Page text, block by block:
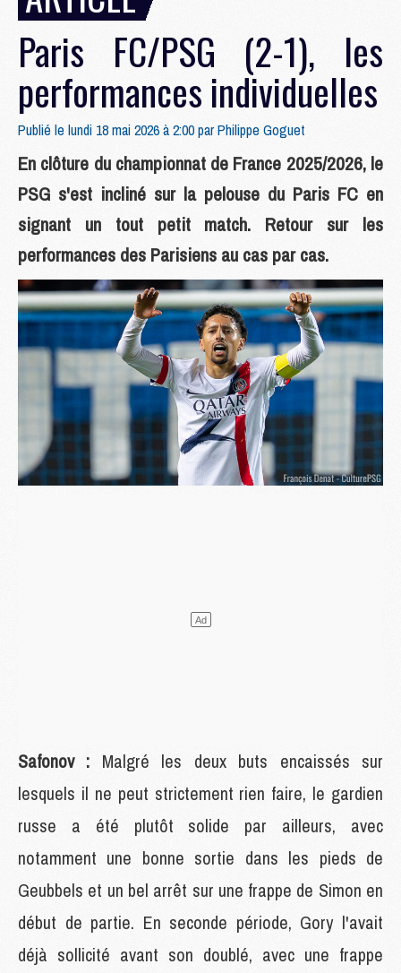
Paris FC/PSG (2-1), les
performances individuelles
Publié le lundi 18 mai 2026 à 2:00 parPhilippe Goguet
En clôture du championnat de France 2025/2026, le
PSG s'est incliné sur la pelouse du Paris FC en
signant un tout petit match. Retour sur les
performances des Parisiens au cas par cas.
Safonov : Malgré les deux buts encaissés sur
lesquels il ne peut strictement rien faire, le gardien
russe a été plutôt solide par ailleurs, avec
notamment une bonne sortie dans les pieds de
Geubbels et un bel arrêt sur une frappe de Simon en
début de partie. En seconde période, Gory l'avait
déjà sollicité avant son doublé, avec une frappe